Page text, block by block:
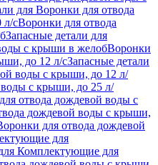
для Воронки для отвода
л/сВоронки для отвода
Запасные детали для
с крыши в желобВоронки
до 12 л/сЗапасные детали
воды с крыши, до 12 л/
с крыши, до 25 л/
отвода дождевой воды с
дождевой воды с крыши,
для отвода дождевой
для
Комплектующие для